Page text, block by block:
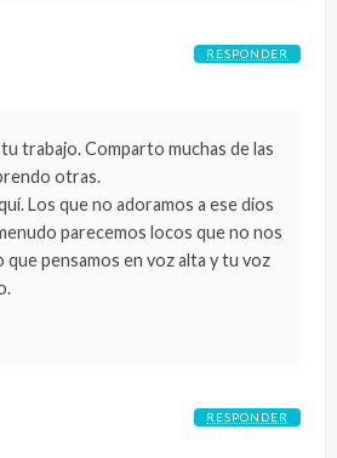
trabajo. Comparto muchas de las
otras.
Los que no adoramos a ese dios
parecemos locos que no nos
que pensamos en voz alta y tu voz
RESPONDER
RESPONDER